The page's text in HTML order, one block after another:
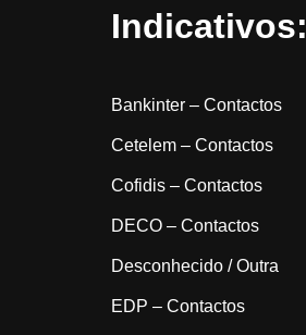
Indicativos:
Bankinter – Contactos
Cetelem – Contactos
Cofidis – Contactos
DECO – Contactos
Desconhecido / Outra
EDP – Contactos